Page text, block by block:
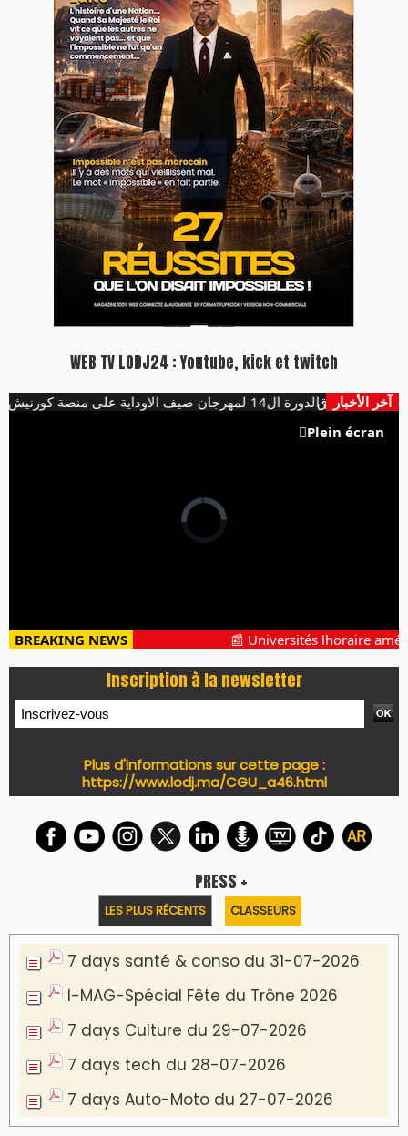
WEB TV LODJ24 : Youtube, kick et twitch
آخر الأخبار
هؤلاء يفتتحون الدورة ال14 لمهرجان صيف الاوداية على منصة كورنيش ابو رقراق
Plein écran
BREAKING NEWS 📰 Universités lhoraire
Inscription à la newsletter
Plus d'informations sur cette page :
https://www.lodj.ma/CGU_a46.html
PRESS +
LES PLUS RÉCENTS CLASSEURS
7 days santé & conso du 31-07-2026
I-MAG-Spécial Fête du Trône 2026
7 days Culture du 29-07-2026
7 days tech du 28-07-2026
7 days Auto-Moto du 27-07-2026